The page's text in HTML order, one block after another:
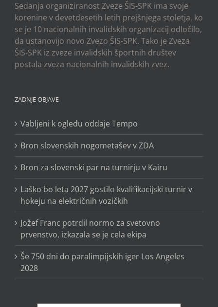
Sedanja organiziranost Zveze ŠIS-SPK ima svoje
korenine v devetdesetih letih prejšnjega stoletja, ko
se je 10 nacionalnih invalidskih organizacij odločilo,
da ustanovijo novo Zvezo ŠIS-SPK. Tako je Zveza
ŠIS-SPK iz zveze invalidskih športnih društev
postala zveza nacionalnih invalidskih zvez.
ZADNJE OBJAVE
Vabljeni k ogledu oddaje Tempo
Bron slovenskih nogometašev v ZDA
Bron za slovenski par na turnirju v Kairu
Laško bo leta 2027 gostilo kvalifikacijski turnir v
hokeju na električnih vozičkih
Jožef Franc potrdil normo za svetovno
prvenstvo, izkazala se je cela ekipa
Še 750 dni do paralimpijskih iger Los Angeles
2028